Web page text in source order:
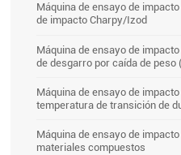
Máquina de ensayo de
de impacto Charpy/Izod
Máquina de ensayo de
de desgarro por caída de peso
Máquina de ensayo de
temperatura de transición de
Máquina de ensayo de
materiales compuestos